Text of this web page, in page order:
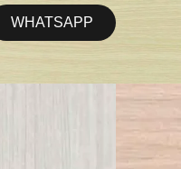
WHATSAPP